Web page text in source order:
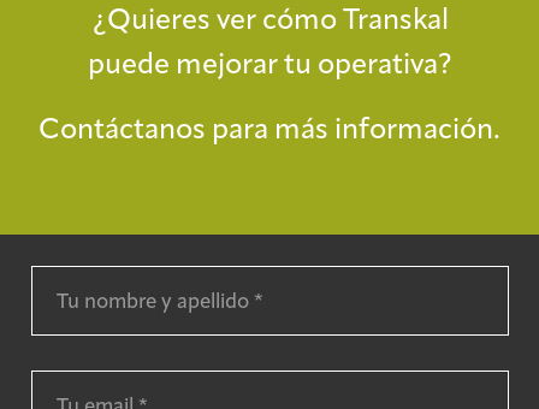
¿Quieres ver cómo Transkal
puede mejorar tu operativa?
Contáctanos para más información.